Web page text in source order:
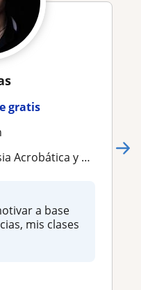
gratis
Medieval Escénico
a base
mis clases